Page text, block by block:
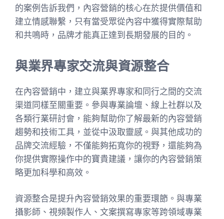
的案例告訴我們，內容營銷的核心在於提供價值和
建立情感聯繫，只有當受眾從內容中獲得實際幫助
和共鳴時，品牌才能真正達到長期發展的目的。
與業界專家交流與資源整合
在內容營銷中，建立與業界專家和同行之間的交流
渠道同樣至關重要。參與專業論壇、線上社群以及
各類行業研討會，能夠幫助你了解最新的內容營銷
趨勢和技術工具，並從中汲取靈感。與其他成功的
品牌交流經驗，不僅能夠拓寬你的視野，還能夠為
你提供實際操作中的寶貴建議，讓你的內容營銷策
略更加科學和高效。
資源整合是提升內容營銷效果的重要環節。與專業
攝影師、視頻製作人、文案撰寫專家等跨領域專業